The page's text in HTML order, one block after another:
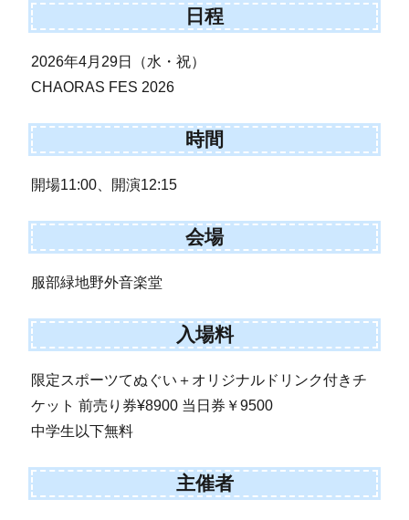
日程
2026年4月29日（水・祝）
CHAORAS FES 2026
時間
開場11:00、開演12:15
会場
服部緑地野外音楽堂
入場料
限定スポーツてぬぐい＋オリジナルドリンク付きチ
ケット 前売り券¥8900 当日券￥9500
中学生以下無料
主催者